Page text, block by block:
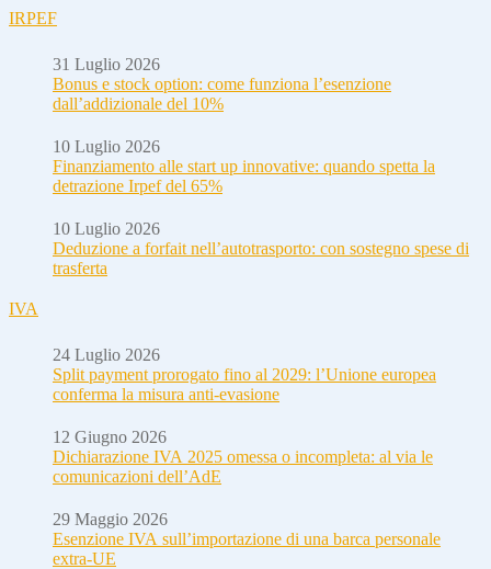
IRPEF
31 Luglio 2026
Bonus e stock option: come funziona l’esenzione
dall’addizionale del 10%
10 Luglio 2026
Finanziamento alle start up innovative: quando spetta la
detrazione Irpef del 65%
10 Luglio 2026
Deduzione a forfait nell’autotrasporto: con sostegno spese di
trasferta
IVA
24 Luglio 2026
Split payment prorogato fino al 2029: l’Unione europea
conferma la misura anti-evasione
12 Giugno 2026
Dichiarazione IVA 2025 omessa o incompleta: al via le
comunicazioni dell’AdE
29 Maggio 2026
Esenzione IVA sull’importazione di una barca personale
extra-UE